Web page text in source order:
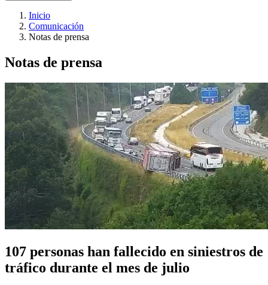
Inicio
Comunicación
Notas de prensa
Notas de prensa
107 personas han fallecido en siniestros de
tráfico durante el mes de julio